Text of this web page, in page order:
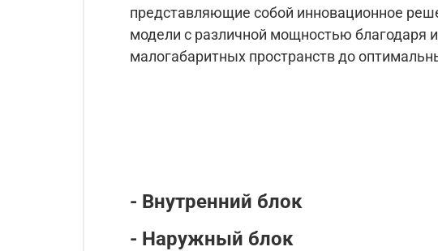
представляющие собой инновационное
модели с различной мощностью благодаря
малогабаритных пространств до
- Внутренний блок
- Наружный блок